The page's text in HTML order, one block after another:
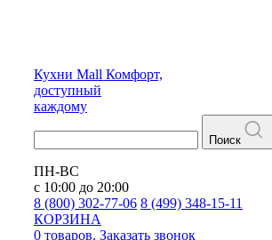
Кухни Mall Комфорт,
доступный
каждому
Поиск
ПН-ВС
с 10:00 до 20:00
8 (800) 302-77-06 8 (499) 348-15-11
КОРЗИНА
0 товаров. Заказать звонок